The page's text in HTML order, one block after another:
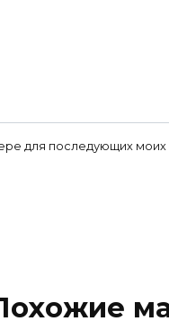
для последующих